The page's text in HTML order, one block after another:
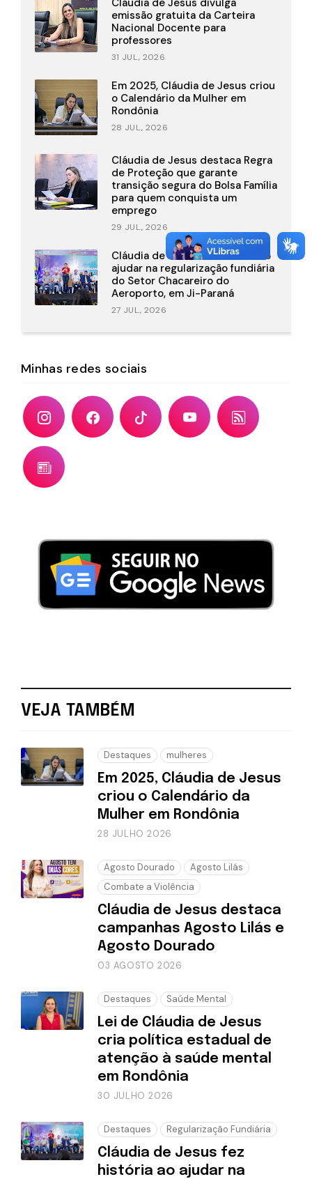
Cláudia de Jesus divulga
emissão gratuita da Carteira
Nacional Docente para
professores
31 JUL., 2026
Em 2025, Cláudia de Jesus criou
o Calendário da Mulher em
Rondônia
28 JUL., 2026
Cláudia de Jesus destaca Regra
de Proteção que garante
transição segura do Bolsa Família
para quem conquista um
emprego
29 JUL., 2026
Cláudia de Jesus fez história ao
ajudar na regularização fundiária
do Setor Chacareiro do
Aeroporto, em Ji-Paraná
27 JUL., 2026
Minhas redes sociais
VEJA TAMBÉM
Destaques mulheres
Em 2025, Cláudia de Jesus
criou o Calendário da
Mulher em Rondônia
28 JULHO 2026
Agosto Dourado
Agosto Lilás
Combate a Violência
Cláudia de Jesus destaca
campanhas Agosto Lilás e
Agosto Dourado
03 AGOSTO 2026
Destaques Saúde Mental
Lei de Cláudia de Jesus
cria política estadual de
atenção à saúde mental
em Rondônia
30 JULHO 2026
Destaques Regularização Fundiária
Cláudia de Jesus fez
história ao ajudar na